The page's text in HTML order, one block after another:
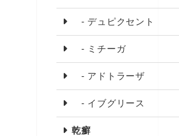
- デュピクセント
- ミチーガ
- アドトラーザ
- イブグリース
乾癬